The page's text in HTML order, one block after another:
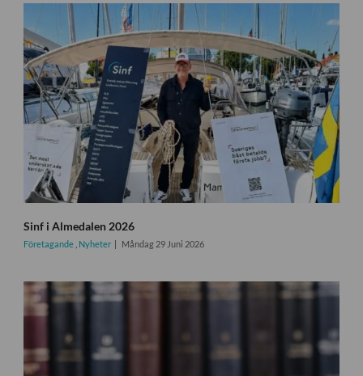
Sinf i Almedalen 2026
Företagande Nyheter Måndag 29 Juni 2026